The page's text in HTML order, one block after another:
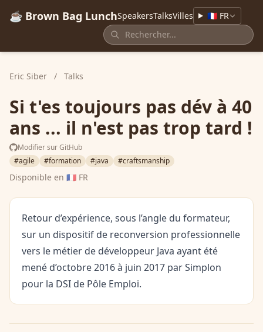
☕ Brown Bag LunchSpeakersTalksVilles 🇫🇷 FR
Eric Siber / Talks
Si t'es toujours pas dév à 40
ans ... il n'est pas trop tard !
Modifier sur GitHub
#agile
#formation #java #craftsmanship
Disponible en 🇫🇷 FR
Retour d’expérience, sous l’angle du formateur,
sur un dispositif de reconversion professionnelle
vers le métier de développeur Java ayant été
mené d’octobre 2016 à juin 2017 par Simplon
pour la DSI de Pôle Emploi.